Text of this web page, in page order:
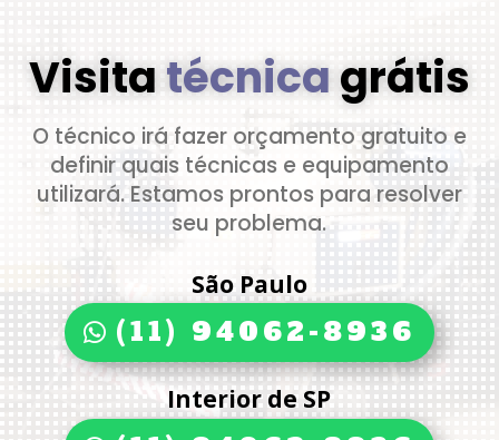
Visitatécnicagrátis
O técnico irá fazer orçamento gratuito e
definir quais técnicas e equipamento
utilizará. Estamos prontos para resolver
seu problema.
São Paulo
(11) 94062-8936
Interior de SP